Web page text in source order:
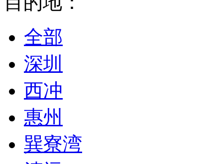
全部
深圳
西冲
惠州
巽寮湾